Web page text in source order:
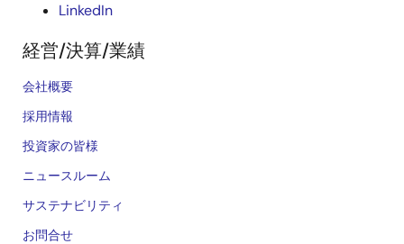
LinkedIn
経営/決算/業績
会社概要
採用情報
投資家の皆様
ニュースルーム
サステナビリティ
お問合せ